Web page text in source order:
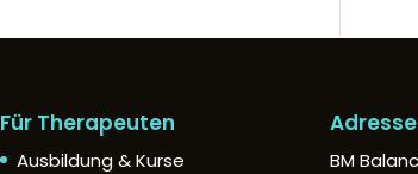
Für Therapeuten
Ausbildung & Kurse
Adresse
BM